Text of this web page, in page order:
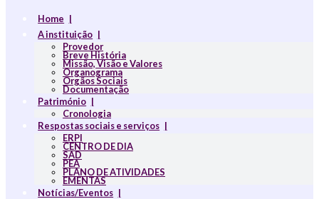
Home
A instituição
Provedor
Breve História
Missão, Visão e Valores
Organograma
Orgãos Sociais
Documentação
Património
Cronologia
Respostas sociais e serviços
ERPI
CENTRO DE DIA
SAD
PEA
PLANO DE ATIVIDADES
EMENTAS
Notícias/Eventos